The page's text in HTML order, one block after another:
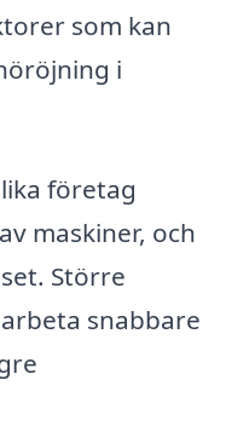
som kan
i
företag
maskiner, och
Större
snabbare